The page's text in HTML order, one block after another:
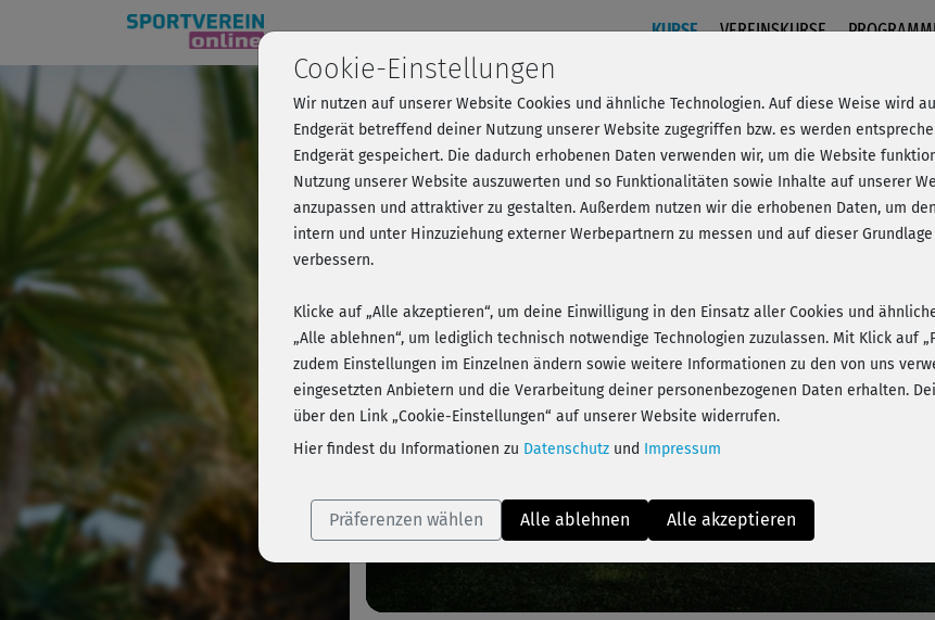
KURSE VEREINSKURSE
Mobility-Workout im Stand
Play
Video
Kursvorschau - Anmelden und alles trainieren!
Cookie-Einstellungen
Wir nutzen auf unserer Website Cookies und ähnliche Technologien. Auf diese Weise wird
Endgerät betreffend deiner Nutzung unserer Website zugegriffen bzw. es werden
Endgerät gespeichert. Die dadurch erhobenen Daten verwenden wir, um die Website
Nutzung unserer Website auszuwerten und so Funktionalitäten sowie Inhalte auf unserer
anzupassen und attraktiver zu gestalten. Außerdem nutzen wir die erhobenen Daten, um
intern und unter Hinzuziehung externer Werbepartnern zu messen und auf dieser
verbessern.
Klicke auf „Alle akzeptieren“, um deine Einwilligung in den Einsatz aller Cookies und
„Alle ablehnen“, um lediglich technisch notwendige Technologien zuzulassen. Mit Klick auf
zudem Einstellungen im Einzelnen ändern sowie weitere Informationen zu den von uns
eingesetzten Anbietern und die Verarbeitung deiner personenbezogenen Daten erhalten.
über den Link „Cookie-Einstellungen“ auf unserer Website widerrufen.
Hier findest du Informationen zu Datenschutz und Impressum
Präferenzen wählen Alle ablehnen Alle akzeptieren